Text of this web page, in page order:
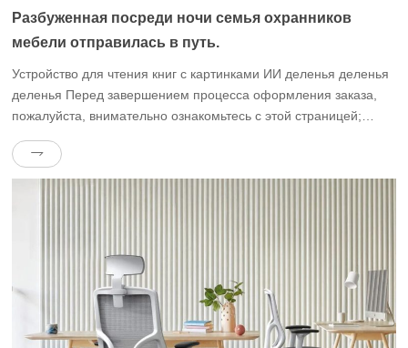
Разбуженная посреди ночи семья охранников
мебели отправилась в путь.
Устройство для чтения книг с картинками ИИ деленья деленья
деленья Перед завершением процесса оформления заказа,
пожалуйста, внимательно ознакомьтесь с этой страницей;
баллами за заказ продукта. деленья ✕ деленья деленья